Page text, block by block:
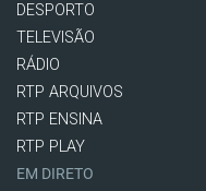
DESPORTO
TELEVISÃO
RÁDIO
RTP ARQUIVOS
RTP ENSINA
RTP PLAY
EM DIRETO